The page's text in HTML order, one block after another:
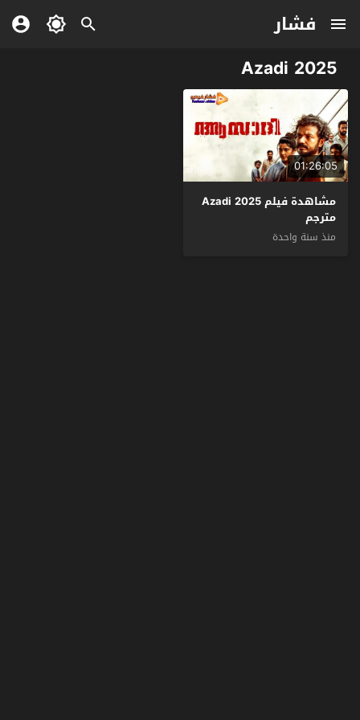
فشار
Azadi 2025
01:26:05
مشاهدة فيلم Azadi 2025
مترجم
منذ سنة واحدة